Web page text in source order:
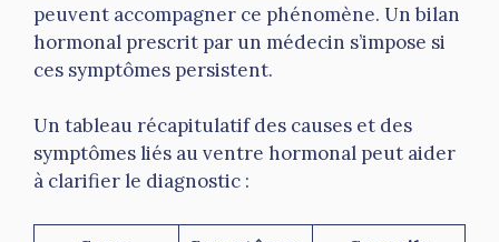
peuvent accompagner ce phénomène. Un bilan
hormonal prescrit par un médecin s’impose si
ces symptômes persistent.
Un tableau récapitulatif des causes et des
symptômes liés au ventre hormonal peut aider
à clarifier le diagnostic :